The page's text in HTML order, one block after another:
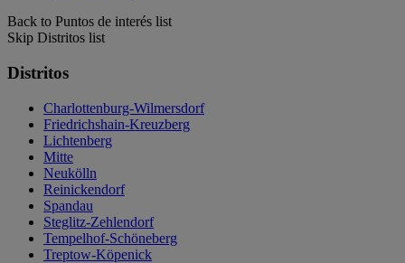
Back to Puntos de interés list
Skip Distritos list
Distritos
Charlottenburg-Wilmersdorf
Friedrichshain-Kreuzberg
Lichtenberg
Mitte
Neukölln
Reinickendorf
Spandau
Steglitz-Zehlendorf
Tempelhof-Schöneberg
Treptow-Köpenick